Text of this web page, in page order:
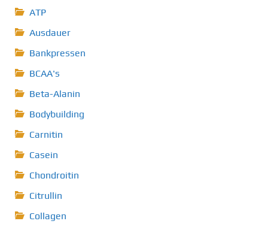
ATP
Ausdauer
Bankpressen
BCAA's
Beta-Alanin
Bodybuilding
Carnitin
Casein
Chondroitin
Citrullin
Collagen